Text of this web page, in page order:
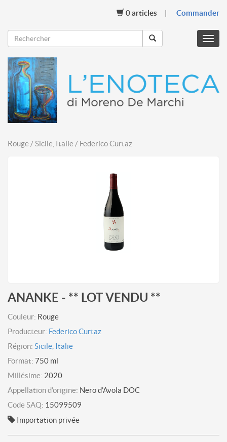
0articles Commander
Menu
Rouge / Sicile, Italie / Federico Curtaz
ANANKE - ** LOT VENDU **
Couleur: Rouge
Producteur: Federico Curtaz
Région: Sicile, Italie
Format: 750 ml
Millésime: 2020
Appellation d'origine: Nero d'Avola DOC
Code SAQ: 15099509
Importation privée